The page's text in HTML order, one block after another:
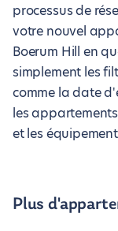
processus de
votre nouvel
Boerum Hill en
simplement les
comme la date
les
et les
Plus